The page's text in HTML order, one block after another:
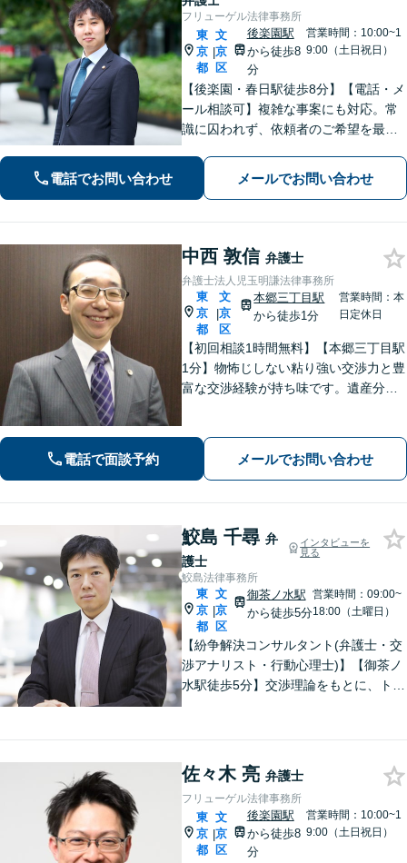
フリューゲル法律事務所
東
京
都
|
文
京
区
後楽園駅
から徒歩8
分
営業時間：10:00~1
9:00（土日祝日）
【後楽園・春日駅徒歩8分】【電話・メ
ール相談可】複雑な事案にも対応。常
識に囚われず、依頼者のご希望を最優
業法務】企業間・企業内のトラブルは
お任せください。安心して経営に集中
電話でお問い合わせ メールでお問い合わせ
中西 敦信 弁護士
弁護士法人児玉明謙法律事務所
東
京
都
|
文
京
区
本郷三丁目駅
から徒歩1分
営業時間：本
日定休日
【初回相談1時間無料】【本郷三丁目駅
1分】物怖じしない粘り強い交渉力と豊
富な交渉経験が持ち味です。遺産分割
動産トラブルの解決実績豊富】当日・
土日、夜間対応可。メール24時間受
電話で面談予約 メールでお問い合わせ
鮫島 千尋 弁
護士
インタビューを
見る
鮫島法律事務所
東
京
都
|
文
京
区
御茶ノ水駅
から徒歩5分
営業時間：09:00~
18:00（土曜日）
【紛争解決コンサルタント(弁護士・交
渉アナリスト・行動心理士)】【御茶ノ
水駅徒歩5分】交渉理論をもとに、トラ
決の実績あり！犯罪被害者への支援に
も注力
佐々木 亮 弁護士
フリューゲル法律事務所
東
京
都
|
文
京
区
後楽園駅
から徒歩8
分
営業時間：10:00~1
9:00（土日祝日）